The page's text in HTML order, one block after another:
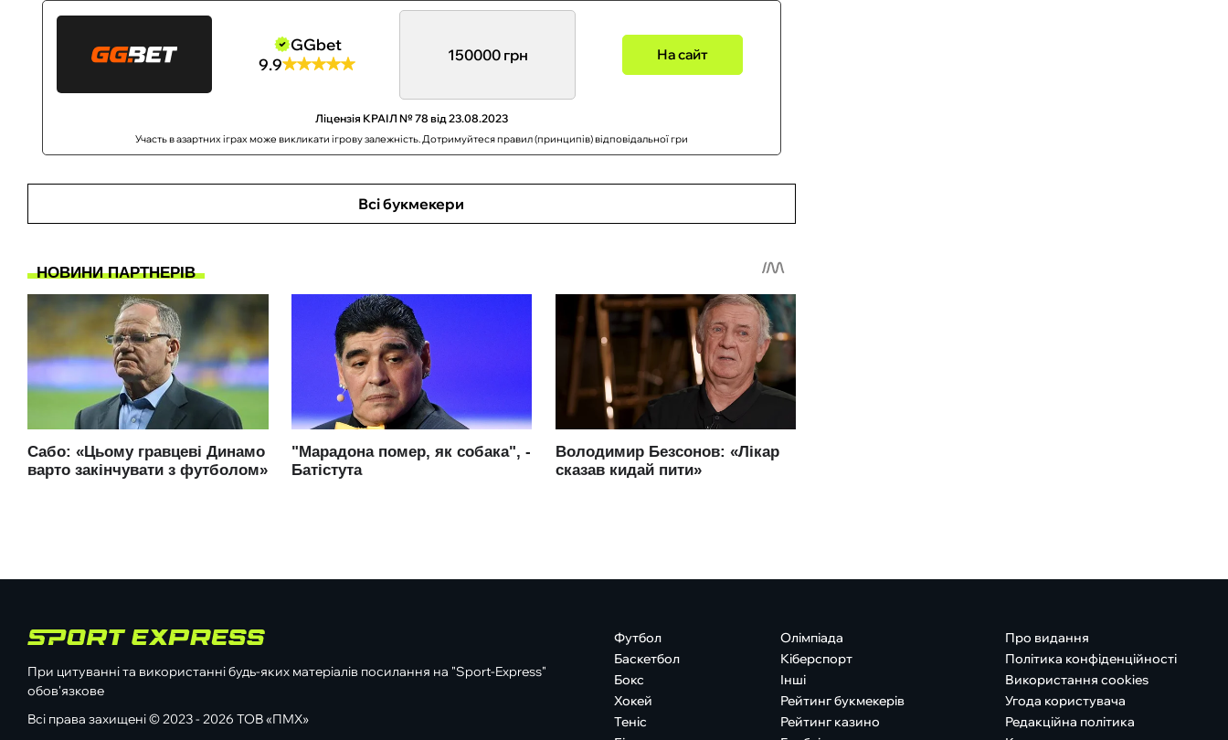
GGbet
9.9
150000 грн На сайт
Ліцензія КРАІЛ № 78 від 23.08.2023
Участь в азартних іграх може викликати ігрову залежність. Дотримуйтеся правил (принципів) відповідальної гри
Всі букмекери
При цитуванні та використанні будь-яких матеріалів посилання на "Sport-Express"
обов'язкове
Всі права захищені © 2023 - 2026 ТОВ «ПМХ»
Футбол
Баскетбол
Бокс
Хокей
Теніс
Олімпіада
Кіберспорт
Інші
Рейтинг букмекерів
Рейтинг казино
Про видання
Політика конфіденційності
Використання cookies
Угода користувача
Редакційна політика